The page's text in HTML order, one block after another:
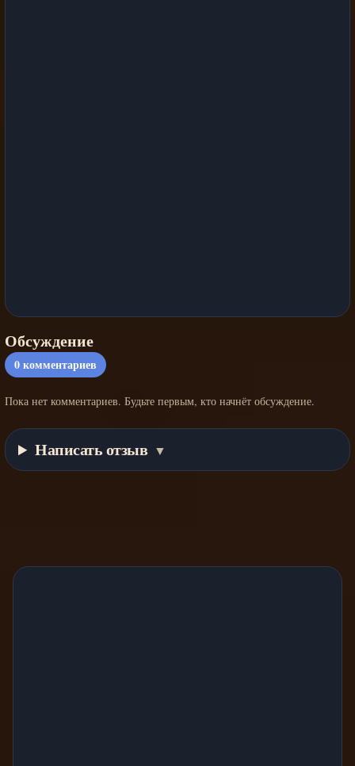
Обсуждение
0комментариев
Пока нет комментариев. Будьте первым, кто начнёт обсуждение.
Написать отзыв ▼